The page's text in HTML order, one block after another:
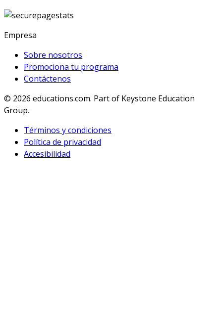
Empresa
Sobre nosotros
Promociona tu programa
Contáctenos
© 2026 educations.com. Part of Keystone Education
Group.
Términos y condiciones
Política de privacidad
Accesibilidad